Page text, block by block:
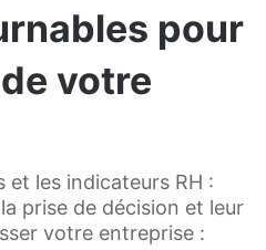
pour
votre
les indicateurs RH :
prise de décision et leur
votre entreprise :